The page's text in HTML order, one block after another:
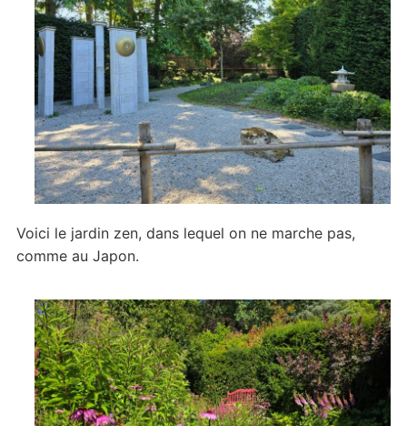
Voici le jardin zen, dans lequel on ne marche pas,
comme au Japon.